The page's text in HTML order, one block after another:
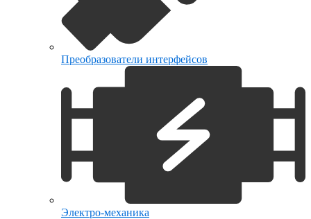
Преобразователи интерфейсов
Электро-механика